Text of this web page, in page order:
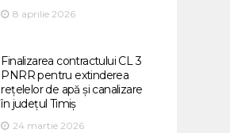
8 aprilie 2026
Finalizarea contractului CL 3
PNRR pentru extinderea
rețelelor de apă și canalizare
în județul Timiș
24 martie 2026